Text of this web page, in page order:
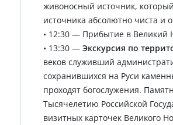
живоносный источник,
источника абсолютно чиста и
• 12:30 — Прибытие в Великий
• 13:30 — Экскурсия по
веков служивший
сохранившихся на Руси
проходят богослужения.
Тысячелетию Российской
визитных карточек Великого